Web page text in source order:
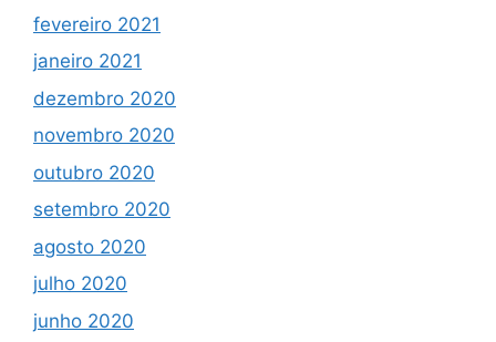
fevereiro 2021
janeiro 2021
dezembro 2020
novembro 2020
outubro 2020
setembro 2020
agosto 2020
julho 2020
junho 2020